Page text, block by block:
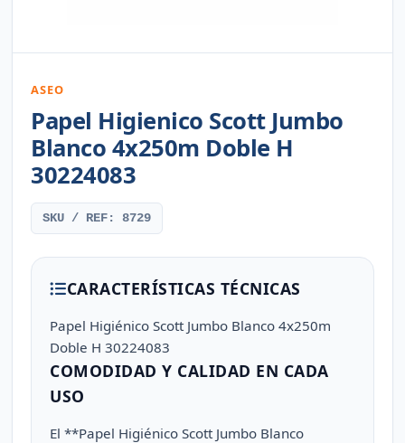
ASEO
Papel Higienico Scott Jumbo
Blanco 4x250m Doble H
30224083
SKU / REF: 8729
CARACTERÍSTICAS TÉCNICAS
Papel Higiénico Scott Jumbo Blanco 4x250m
Doble H 30224083
COMODIDAD Y CALIDAD EN CADA
USO
El **Papel Higiénico Scott Jumbo Blanco